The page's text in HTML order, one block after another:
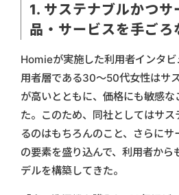
1. サステナブルかつサ
品・サービスを手ごろ
Homieが実施した利用者インタ
用者層である30～50代女性はサ
が高いとともに、価格にも敏感
た。このため、同社としてはサス
るのはもちろんのこと、さらに
の要素を盛り込んで、利用者から
デルを構築してきた。